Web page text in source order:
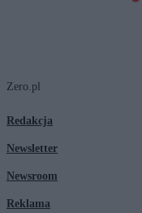
Zero.pl
Redakcja
Newsletter
Newsroom
Reklama